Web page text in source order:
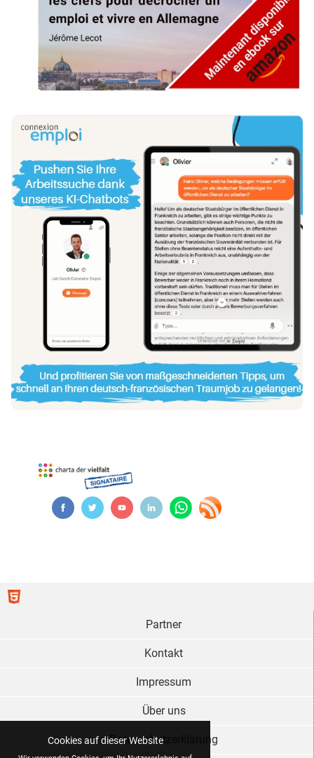
Cookies auf dieser Website
Partner
Kontakt
Impressum
Über uns
Datenschutzerklärung